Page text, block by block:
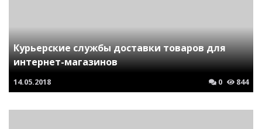
Курьерские службы доставки товаров для
интернет-магазинов
14.05.2018 0 844